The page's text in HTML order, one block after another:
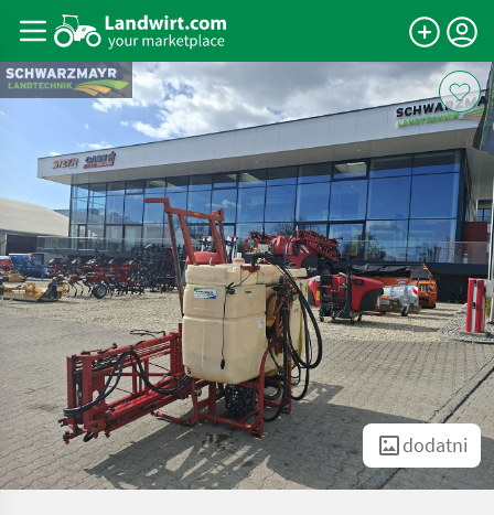
dodatni